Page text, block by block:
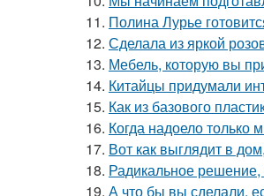
11. Полина Лурье
12. Сделала из яркой
13. Мебель, которую вы
14. Китайцы придумали
15. Как из базового
16. Когда надоело только
17. Вот как выглядит в
18. Радикальное решение,
19. А что бы вы сделали,